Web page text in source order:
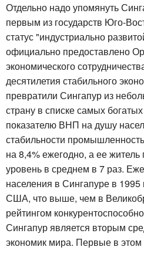
Отдельно надо упомянуть
первым из государств Юго-
статус "индустриально
официально предоставлено
экономического
десятилетия стабильного
превратили Сингапур из
страну в списке самых
показателю ВНП на душу
стабильности
на 8,4% ежегодно, а ее
уровень в среднем в 7 раз.
населения в Сингапуре в 1995
США, что выше, чем в
рейтингом
Сингапур является вторым
экономик мира. Первые в